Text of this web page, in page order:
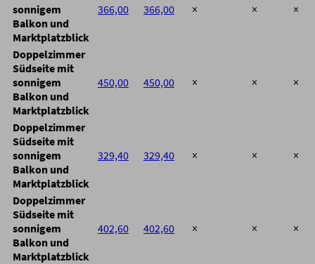
sonnigem
Balkon und
Marktplatzblick
366,00 366,00 × × ×
Doppelzimmer
Südseite mit
sonnigem
Balkon und
Marktplatzblick
450,00 450,00 × × ×
Doppelzimmer
Südseite mit
sonnigem
Balkon und
Marktplatzblick
329,40 329,40 × × ×
Doppelzimmer
Südseite mit
sonnigem
Balkon und
Marktplatzblick
402,60 402,60 × × ×